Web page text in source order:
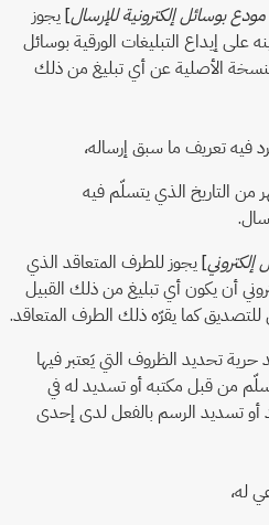
بوسائل إلكترونية للإرسال] يجوز
على إيداع التبليغات الورقية بوسائل
الأصلية عن أي تبليغ من ذلك
من التاريخ الذي يتسلّم فيه
] يجوز للطرف المتعاقد الذي
أن يكون أي تبليغ من ذلك القبيل
كما يقرّه ذلك الطرف المتعاقد.
تحديد الظروف التي يَعتبر فيها
من قبل مكتبه أو تسديد له في
أو تسديد الرسم بالفعل لدى إحدى